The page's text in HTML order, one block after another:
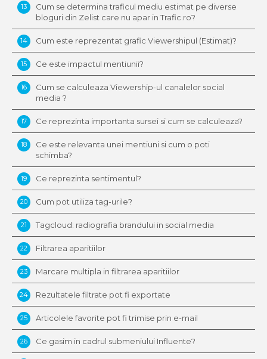
Cum se determina traficul mediu estimat pe diverse
bloguri din Zelist care nu apar in Trafic.ro?
13
Cum este reprezentat grafic Viewershipul (Estimat)?
14
Ce este impactul mentiunii?
15
Cum se calculeaza Viewership-ul canalelor social
media ?
16
Ce reprezinta importanta sursei si cum se calculeaza?
17
Ce este relevanta unei mentiuni si cum o poti
schimba?
18
Ce reprezinta sentimentul?
19
Cum pot utiliza tag-urile?
20
Tagcloud: radiografia brandului in social media
21
Filtrarea aparitiilor
22
Marcare multipla in filtrarea aparitiilor
23
Rezultatele filtrate pot fi exportate
24
Articolele favorite pot fi trimise prin e-mail
25
Ce gasim in cadrul submeniului Influente?
26